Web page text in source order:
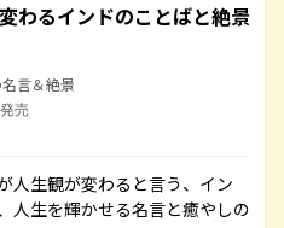
わるインドのことばと絶景
言＆絶景
売
人生観が変わると言う、イン
人生を輝かせる名言と癒やしの